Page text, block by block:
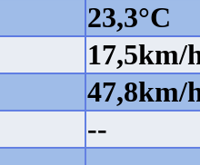
23,3°C
17,5km/
47,8km/
--